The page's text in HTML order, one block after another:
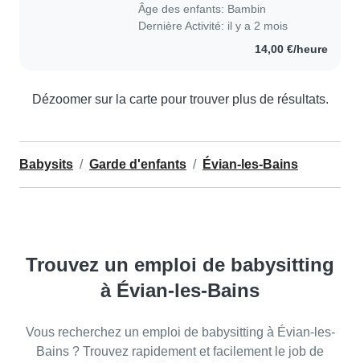
Âge des enfants: Bambin
Dernière Activité: il y a 2 mois
14,00 €/heure
Dézoomer sur la carte pour trouver plus de résultats.
Babysits Garde d'enfants Évian-les-Bains
Trouvez un emploi de babysitting
à Évian-les-Bains
Vous recherchez un emploi de babysitting à Évian-les-
Bains ? Trouvez rapidement et facilement le job de